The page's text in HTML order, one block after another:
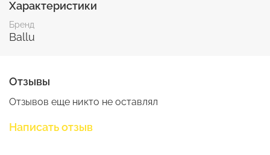
Характеристики
Бренд
Ballu
Отзывы
Отзывов еще никто не оставлял
Написать отзыв